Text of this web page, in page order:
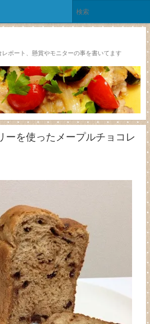
ポート、懸賞やモニターの事を書いてます
ーを使ったメープルチョコレ